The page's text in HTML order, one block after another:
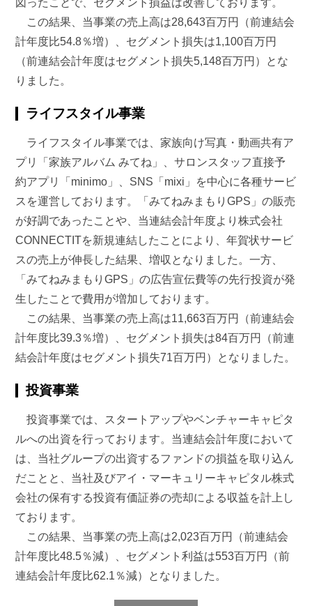
図ったことで、セグメント損益は改善しております。
この結果、当事業の売上高は28,643百万円（前連結会
計年度比54.8％増）、セグメント損失は1,100百万円
（前連結会計年度はセグメント損失5,148百万円）とな
りました。
ライフスタイル事業
ライフスタイル事業では、家族向け写真・動画共有ア
プリ「家族アルバム みてね」、サロンスタッフ直接予
約アプリ「minimo」、SNS「mixi」を中心に各種サービ
スを運営しております。「みてねみまもりGPS」の販売
が好調であったことや、当連結会計年度より株式会社
CONNECTITを新規連結したことにより、年賀状サービ
スの売上が伸長した結果、増収となりました。一方、
「みてねみまもりGPS」の広告宣伝費等の先行投資が発
生したことで費用が増加しております。
この結果、当事業の売上高は11,663百万円（前連結会
計年度比39.3％増）、セグメント損失は84百万円（前連
結会計年度はセグメント損失71百万円）となりました。
投資事業
投資事業では、スタートアップやベンチャーキャピタ
ルへの出資を行っております。当連結会計年度において
は、当社グループの出資するファンドの損益を取り込ん
だことと、当社及びアイ・マーキュリーキャピタル株式
会社の保有する投資有価証券の売却による収益を計上し
ております。
この結果、当事業の売上高は2,023百万円（前連結会
計年度比48.5％減）、セグメント利益は553百万円（前
連結会計年度比62.1％減）となりました。